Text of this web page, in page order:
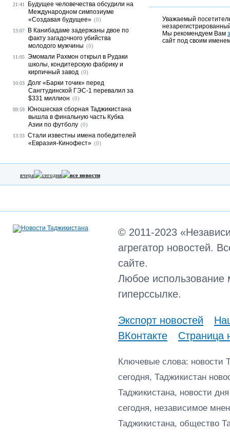
Уважаемый
Мы рекомендуем Вам
сайт под своим
21:41
Будущее человечества обсудили на
Международном симпозиуме
«Создавая будущее» (0)
13:07
В Канибадаме задержаны двое по
факту загадочного убийства
молодого мужчины (0)
11:05 Эмомали Рахмон открыл в Рудаки
школы, кондитерскую фабрику и
кирпичный завод (0)
10:03 Долг «Барки точик» перед
Сангтудинской ГЭС-1 перевалил за
$331 миллион (0)
09:59
Юношеская сборная Таджикистана
вышла в финальную часть Кубка
Азии по футболу (0)
13:33 Стали известны имена победителей
«Евразия-Кинофест» (0)
вчера сегодня все новости
© 2011-2023
агрегатор новостей.
сайте.
Любое использование
гиперссылке.
Экспорт новостей
ВКонтакте
Страница
Ключевые слова: новости
сегодня, Таджикистан
Таджикистана, новости
сегодня, независимое
Таджикистана, общество